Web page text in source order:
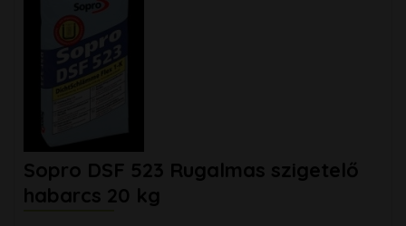
Sopro DSF 523 Rugalmas szigetelő
habarcs 20 kg